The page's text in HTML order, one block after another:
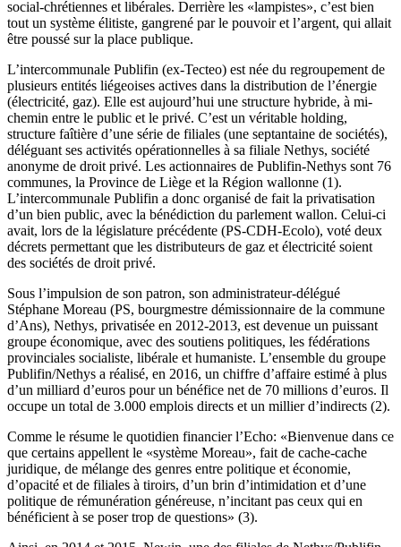
social-chrétiennes et libérales. Derrière les «lampistes», c’est bien
tout un système élitiste, gangrené par le pouvoir et l’argent, qui allait
être poussé sur la place publique.
L’intercommunale Publifin (ex-Tecteo) est née du regroupement de
plusieurs entités liégeoises actives dans la distribution de l’énergie
(électricité, gaz). Elle est aujourd’hui une structure hybride, à mi-
chemin entre le public et le privé. C’est un véritable holding,
structure faîtière d’une série de filiales (une septantaine de sociétés),
déléguant ses activités opérationnelles à sa filiale Nethys, société
anonyme de droit privé. Les actionnaires de Publifin-Nethys sont 76
communes, la Province de Liège et la Région wallonne (1).
L’intercommunale Publifin a donc organisé de fait la privatisation
d’un bien public, avec la bénédiction du parlement wallon. Celui-ci
avait, lors de la législature précédente (PS-CDH-Ecolo), voté deux
décrets permettant que les distributeurs de gaz et électricité soient
des sociétés de droit privé.
Sous l’impulsion de son patron, son administrateur-délégué
Stéphane Moreau (PS, bourgmestre démissionnaire de la commune
d’Ans), Nethys, privatisée en 2012-2013, est devenue un puissant
groupe économique, avec des soutiens politiques, les fédérations
provinciales socialiste, libérale et humaniste. L’ensemble du groupe
Publifin/Nethys a réalisé, en 2016, un chiffre d’affaire estimé à plus
d’un milliard d’euros pour un bénéfice net de 70 millions d’euros. Il
occupe un total de 3.000 emplois directs et un millier d’indirects (2).
Comme le résume le quotidien financier l’Echo: «Bienvenue dans ce
que certains appellent le «système Moreau», fait de cache-cache
juridique, de mélange des genres entre politique et économie,
d’opacité et de filiales à tiroirs, d’un brin d’intimidation et d’une
politique de rémunération généreuse, n’incitant pas ceux qui en
bénéficient à se poser trop de questions» (3).